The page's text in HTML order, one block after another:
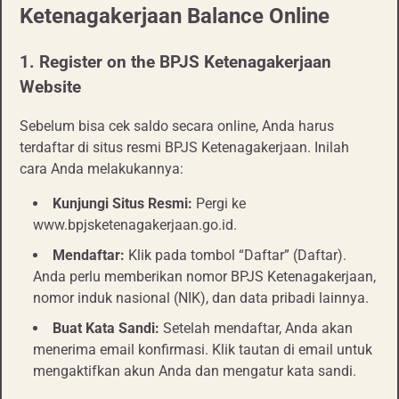
Ketenagakerjaan Balance Online
1. Register on the BPJS Ketenagakerjaan
Website
Sebelum bisa cek saldo secara online, Anda harus
terdaftar di situs resmi BPJS Ketenagakerjaan. Inilah
cara Anda melakukannya:
Kunjungi Situs Resmi: Pergi ke
www.bpjsketenagakerjaan.go.id.
Mendaftar: Klik pada tombol “Daftar” (Daftar).
Anda perlu memberikan nomor BPJS Ketenagakerjaan,
nomor induk nasional (NIK), dan data pribadi lainnya.
Buat Kata Sandi: Setelah mendaftar, Anda akan
menerima email konfirmasi. Klik tautan di email untuk
mengaktifkan akun Anda dan mengatur kata sandi.